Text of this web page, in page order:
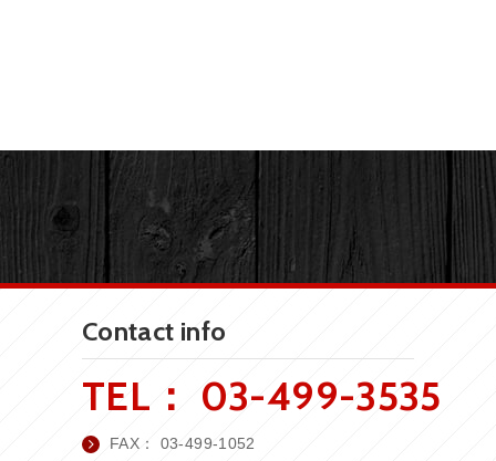
Contact info
TEL： 03-499-3535
FAX： 03-499-1052